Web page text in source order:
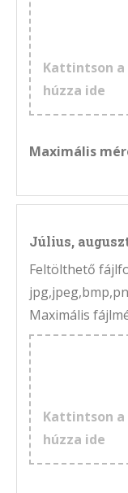
Kattintson
húzza ide
Maximális
Július,
Feltölthető
Maximális
Kattintson
húzza ide